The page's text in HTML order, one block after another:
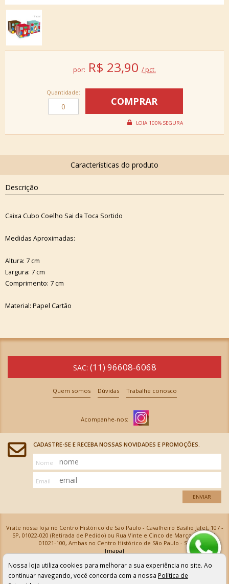
por: R$ 23,90 / pct.
Quantidade:
Descrição
Caixa Cubo Coelho Sai da Toca Sortido
Medidas Aproximadas:
Altura: 7 cm
Largura: 7 cm
Comprimento: 7 cm
Material: Papel Cartão
SAC: (11) 96608-6068
Quem somos Dúvidas Trabalhe conosco
CADASTRE-SE E RECEBA NOSSAS NOVIDADES E PROMOÇÕES.
Nome
Email
ENVIAR
Visite nossa loja no Centro Histórico de São Paulo - Cavalheiro Basílio Jafet, 107 -
SP, 01022-020 (Retirada de Pedido) ou Rua Vinte e Cinco de Março, 576 - SP,
01021-100, Ambas no Centro Histórico de São Paulo - SP
[mapa]
Armarinhos Santa Cecília Ltda | CNPJ: 61.069.639/0001-18
Os preços e as condições de pagamento apresentadas na loja virtual não valem para nossa loja física e
podem sofrer alterações sem aviso prévio. Vendas com cartão de crédito sujeitas a análise e
confirmação de dados.
Nossa loja utiliza cookies para melhorar a sua experiência no site. Ao
continuar navegando, você concorda com a nossa Política de